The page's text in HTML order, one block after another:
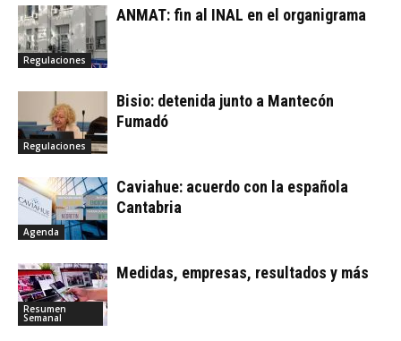
Regulaciones
ANMAT: fin al INAL en el organigrama
Regulaciones
Bisio: detenida junto a Mantecón
Fumadó
Agenda
Caviahue: acuerdo con la española
Cantabria
Resumen
Semanal
Medidas, empresas, resultados y más